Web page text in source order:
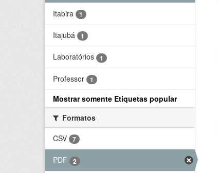
Itabira 1
Itajubá 1
Laboratórios 1
Professor 1
Mostrar somente Etiquetas popular
Formatos
CSV
7
PDF 2